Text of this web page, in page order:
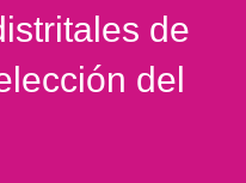
de
del